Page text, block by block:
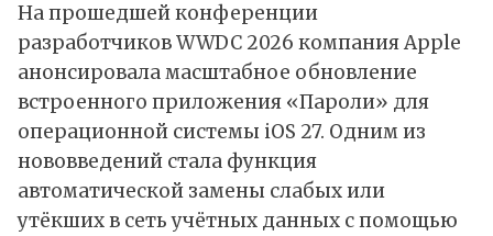
На прошедшей конференции
разработчиков WWDC 2026 компания Apple
анонсировала масштабное обновление
встроенного приложения «Пароли» для
операционной системы iOS 27. Одним из
нововведений стала функция
автоматической замены слабых или
утёкших в сеть учётных данных с помощью